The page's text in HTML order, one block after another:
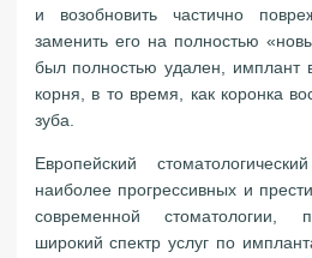
и возобновить частично
заменить его на полностью
был полностью удален, имплант
корня, в то время, как коронка
зуба.
Европейский
наиболее прогрессивных и
современной стоматологии,
широкий спектр услуг по